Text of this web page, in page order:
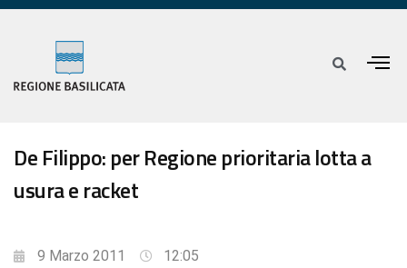
De Filippo: per Regione prioritaria lotta a
usura e racket
9 Marzo 2011
12:05